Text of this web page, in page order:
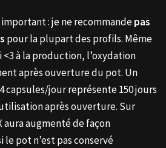
: je ne recommandepas
pour la plupart des profils. Même
<3 à la production, l’oxydation
après ouverture du pot. Un
capsules/jour représente 150 jours
après ouverture. Sur
augmenté de façon
pot n’est pas conservé